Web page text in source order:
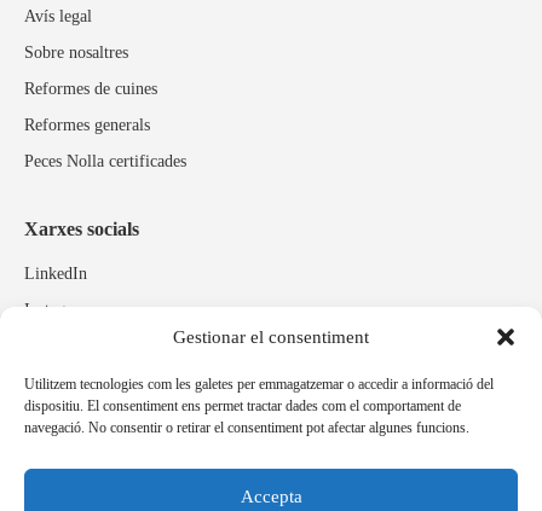
Gestionar el consentiment
Utilitzem tecnologies com les galetes per emmagatzemar o accedir a informació del
dispositiu. El consentiment ens permet tractar dades com el comportament de
navegació. No consentir o retirar el consentiment pot afectar algunes funcions.
Accepta
Avís legal
Sobre nosaltres
Reformes de cuines
Reformes generals
Peces Nolla certificades
Xarxes socials
LinkedIn
Instagram
Marques relacionades